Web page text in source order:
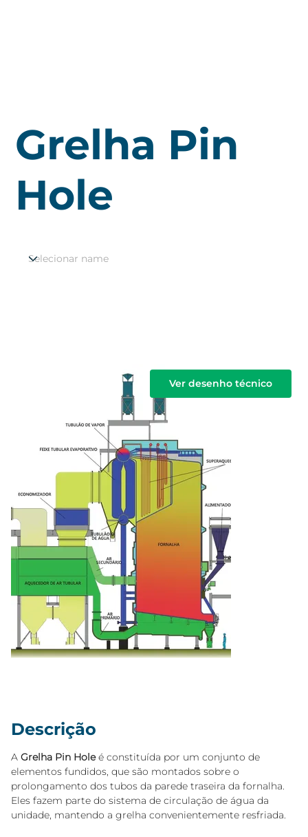
Ver desenho técnico
Descrição
A Grelha Pin Hole é constituída por um conjunto de
elementos fundidos, que são montados sobre o
prolongamento dos tubos da parede traseira da fornalha.
Eles fazem parte do sistema de circulação de água da
unidade, mantendo a grelha convenientemente resfriada.
Grelha Pin
Hole